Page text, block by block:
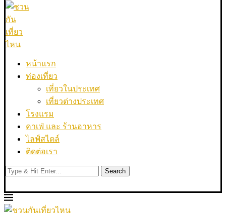
หน้าแรก
ท่องเที่ยว
เที่ยวในประเทศ
เที่ยวต่างประเทศ
โรงแรม
คาเฟ่ และ ร้านอาหาร
ไลฟ์สไตล์
ติดต่อเรา
Search